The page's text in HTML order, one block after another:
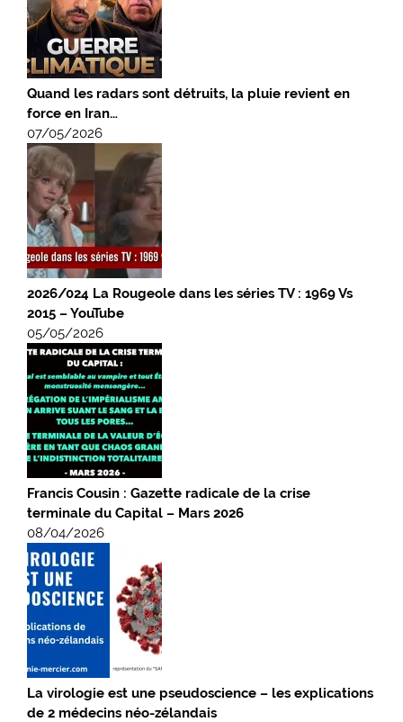
Quand les radars sont détruits, la pluie revient en
force en Iran…
07/05/2026
2026/024 La Rougeole dans les séries TV : 1969 Vs
2015 – YouTube
05/05/2026
Francis Cousin : Gazette radicale de la crise
terminale du Capital – Mars 2026
08/04/2026
La virologie est une pseudoscience – les explications
de 2 médecins néo-zélandais